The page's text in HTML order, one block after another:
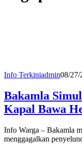
Info Terkiniadmin08/27/
Bakamla
Kapal Bawa
Info Warga – Bakamla
menggagalkan